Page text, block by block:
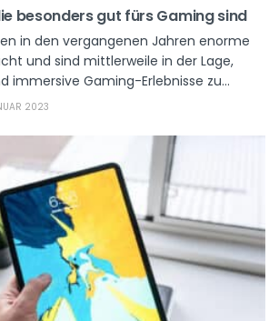
besonders gut fürs Gaming sind
in den vergangenen Jahren enorme
und sind mittlerweile in der Lage,
immersive Gaming-Erlebnisse zu...
2023